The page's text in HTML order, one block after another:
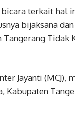
terkait hal
bijaksana
Tangerang
Jayanti
Kabupaten